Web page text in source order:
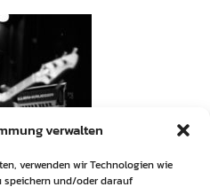
verwalten
verwenden wir Technologien wie
speichern und/oder darauf